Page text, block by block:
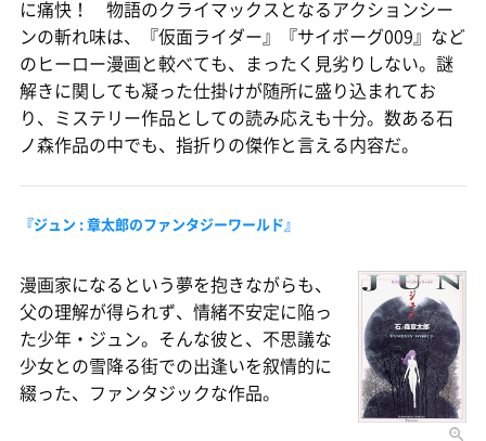
に痛快！ 物語のクライマックスとなるアクションシー
ンの斬れ味は、『仮面ライダー』『サイボーグ009』など
のヒーロー漫画と較べても、まったく見劣りしない。謎
解きに関しても凝った仕掛けが随所に盛り込まれてお
り、ミステリー作品としての読み応えも十分。数ある石
ノ森作品の中でも、指折りの傑作と言える内容だ。
『ジュン : 章太郎のファンタジーワールド』
漫画家になるという夢を抱きながらも、
父の理解が得られず、情緒不安定に陥っ
た少年・ジュン。そんな彼と、不思議な
少女との雪降る街での出逢いを叙情的に
綴った、ファンタジックな作品。